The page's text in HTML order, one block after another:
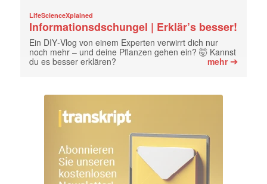
LifeScienceXplained
Informationsdschungel | Erklär’s besser!
Ein DIY‑Vlog von einem Experten verwirrt dich nur
noch mehr – und deine Pflanzen gehen ein? 🤯 Kannst
du es besser erklären?
mehr➔